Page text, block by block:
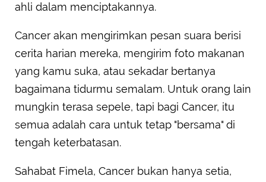
ahli dalam menciptakannya.
Cancer akan mengirimkan pesan suara berisi
cerita harian mereka, mengirim foto makanan
yang kamu suka, atau sekadar bertanya
bagaimana tidurmu semalam. Untuk orang lain
mungkin terasa sepele, tapi bagi Cancer, itu
semua adalah cara untuk tetap "bersama" di
tengah keterbatasan.
Sahabat Fimela, Cancer bukan hanya setia,